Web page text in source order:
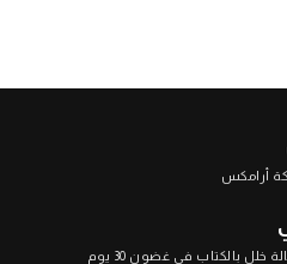
أرامكس
خلل بالكتاب في غضون 30 يوم